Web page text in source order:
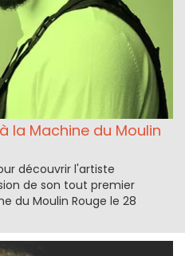
la Machine du Moulin
découvrir l'artiste
de son tout premier
du Moulin Rouge le 28